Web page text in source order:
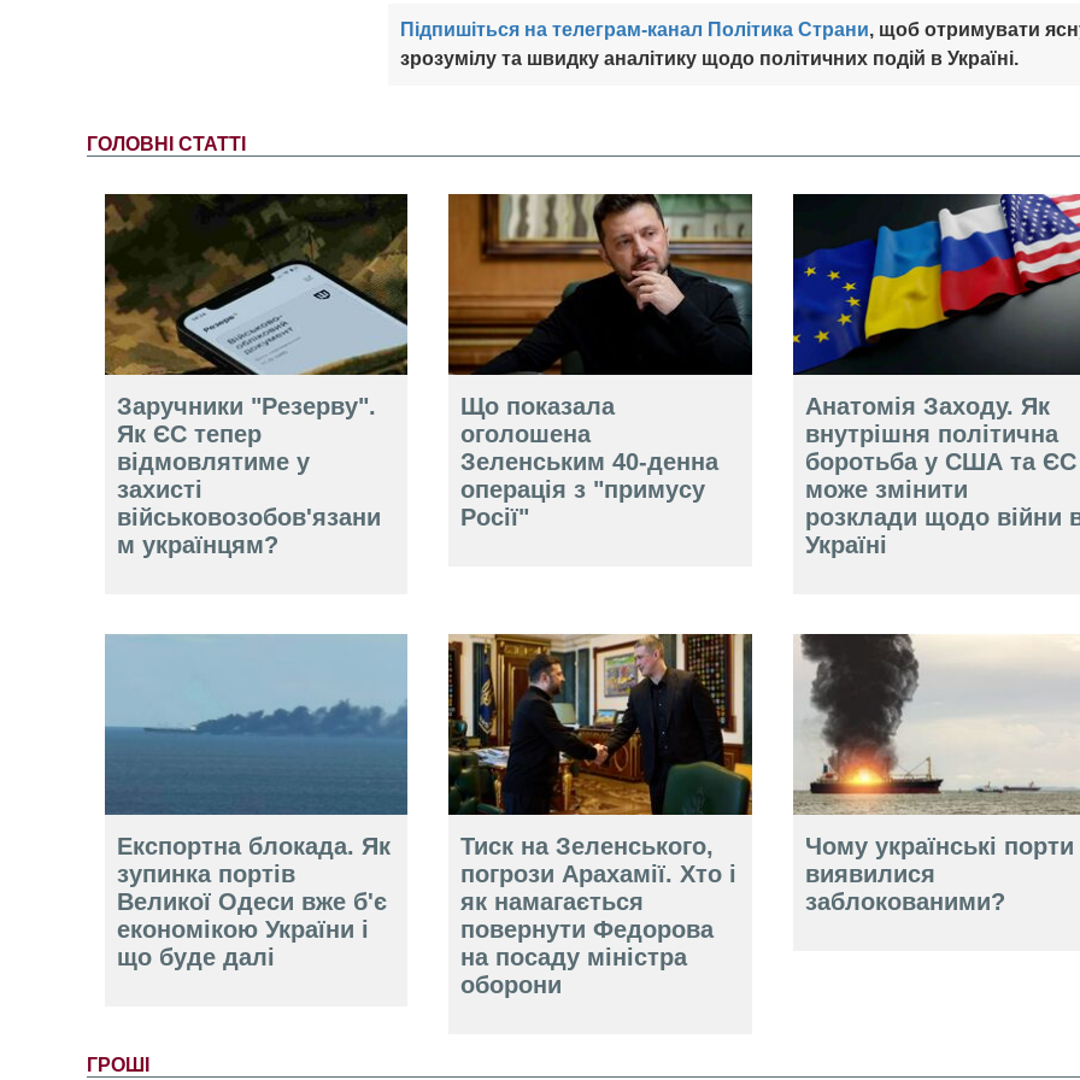
Підпишіться на телеграм-канал Політика Страни, щоб отримувати
зрозумілу та швидку аналітику щодо політичних подій в Україні.
ГОЛОВНІ СТАТТІ
Заручники "Резерву".
Як ЄС тепер
відмовлятиме у
захисті
військовозобов'язани
м українцям?
Що показала
оголошена
Зеленським 40-денна
операція з "примусу
Росії"
Анатомія Заходу. Як
внутрішня політична
боротьба у США та ЄС
може змінити
розклади щодо війни
Україні
Експортна блокада. Як
зупинка портів
Великої Одеси вже б'є
економікою України і
що буде далі
Тиск на Зеленського,
погрози Арахамії. Хто і
як намагається
повернути Федорова
на посаду міністра
оборони
Чому українські порти
виявилися
заблокованими?
ГРОШІ